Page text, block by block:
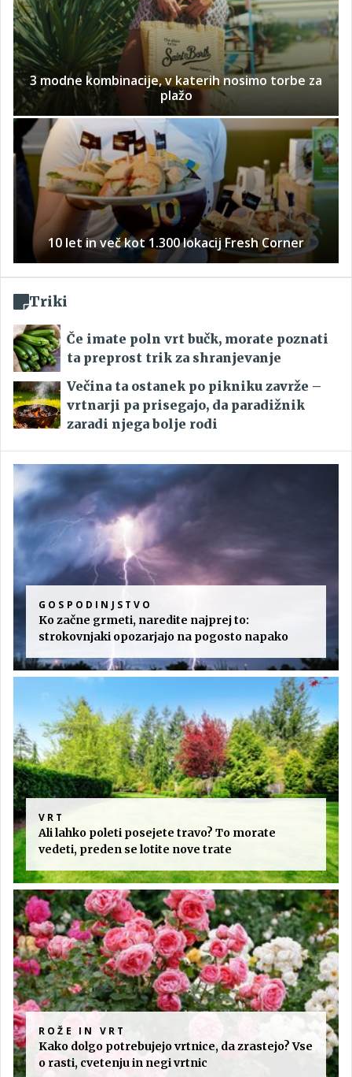
3 modne kombinacije, v katerih nosimo torbe za
plažo
10 let in več kot 1.300 lokacij Fresh Corner
Triki
Če imate poln vrt bučk, morate poznati
ta preprost trik za shranjevanje
Večina ta ostanek po pikniku zavrže –
vrtnarji pa prisegajo, da paradižnik
zaradi njega bolje rodi
GOSPODINJSTVO
Ko začne grmeti, naredite najprej to:
strokovnjaki opozarjajo na pogosto napako
VRT
Ali lahko poleti posejete travo? To morate
vedeti, preden se lotite nove trate
ROŽE IN VRT
Kako dolgo potrebujejo vrtnice, da zrastejo? Vse
o rasti, cvetenju in negi vrtnic